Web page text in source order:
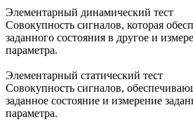
Элементарный динамический тест
Cовокупность сигналов, которая
заданного состояния в другое и
параметра.
Элементарный статический тест
Cовокупность сигналов,
заданное состояние и измерение
параметра.